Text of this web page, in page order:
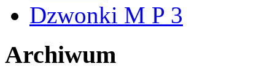
Dzwonki M P 3
Archiwum